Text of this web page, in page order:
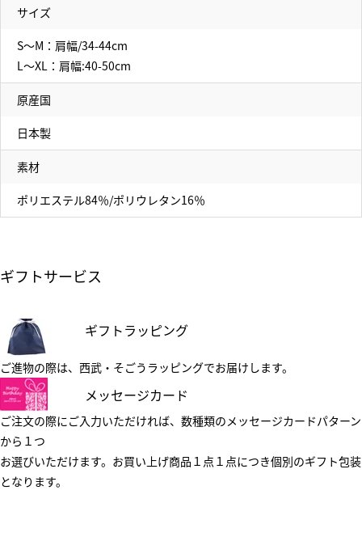
サイズ
S～M：肩幅/34-44cm
L～XL：肩幅:40-50cm
原産国
日本製
素材
ポリエステル84％/ポリウレタン16％
ギフトサービス
ギフトラッピング
ご進物の際は、西武・そごうラッピングでお届けします。
メッセージカード
ご注文の際にご入力いただければ、数種類のメッセージカードパターン
から１つ
お選びいただけます。お買い上げ商品１点１点につき個別のギフト包装
となります。